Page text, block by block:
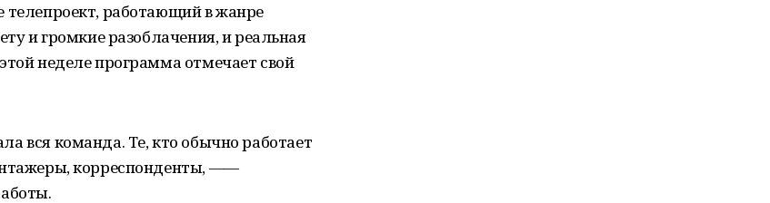
телепроект, работающий в жанре
и громкие разоблачения, и реальная
неделе программа отмечает свой
вся команда. Те, кто обычно работает
корреспонденты, ―—